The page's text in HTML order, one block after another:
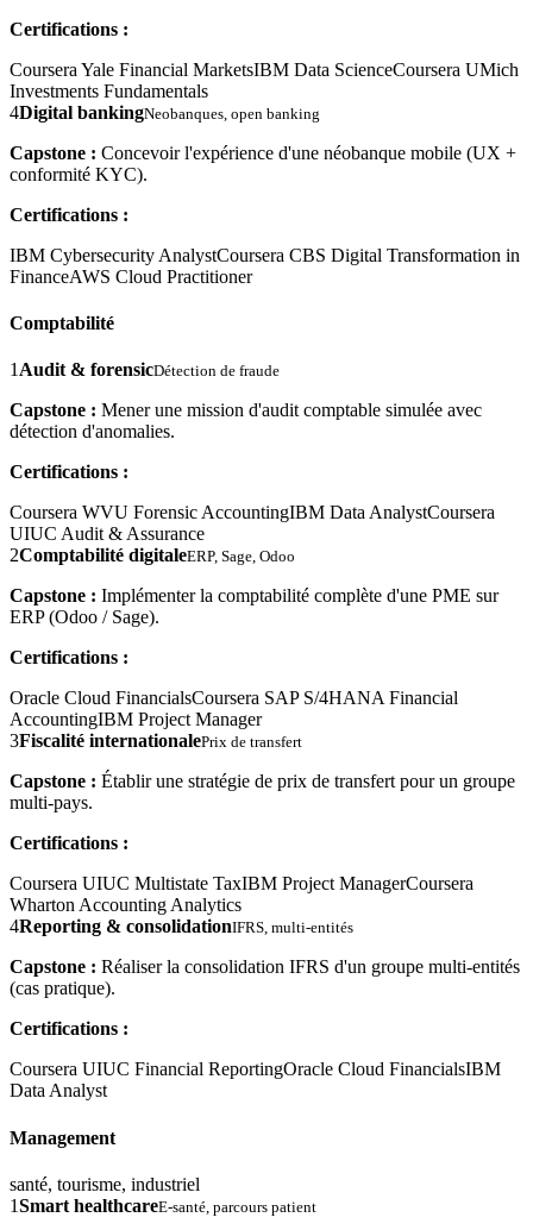
Certifications :
Coursera Yale Financial MarketsIBM Data ScienceCoursera UMich
Investments Fundamentals
4Digital bankingNeobanques, open banking
Capstone : Concevoir l'expérience d'une néobanque mobile (UX +
conformité KYC).
Certifications :
IBM Cybersecurity AnalystCoursera CBS Digital Transformation in
FinanceAWS Cloud Practitioner
Comptabilité
1 Audit & forensicDétection de fraude
Capstone : Mener une mission d'audit comptable simulée avec
détection d'anomalies.
Certifications :
Coursera WVU Forensic AccountingIBM Data AnalystCoursera
UIUC Audit & Assurance
2Comptabilité digitaleERP, Sage, Odoo
Capstone : Implémenter la comptabilité complète d'une PME sur
ERP (Odoo / Sage).
Certifications :
Oracle Cloud FinancialsCoursera SAP S/4HANA Financial
AccountingIBM Project Manager
3Fiscalité internationalePrix de transfert
Capstone : Établir une stratégie de prix de transfert pour un groupe
multi-pays.
Certifications :
Coursera UIUC Multistate TaxIBM Project ManagerCoursera
Wharton Accounting Analytics
4Reporting & consolidationIFRS, multi-entités
Capstone : Réaliser la consolidation IFRS d'un groupe multi-entités
(cas pratique).
Certifications :
Coursera UIUC Financial ReportingOracle Cloud FinancialsIBM
Data Analyst
Management
santé, tourisme, industriel
1Smart healthcareE-santé, parcours patient